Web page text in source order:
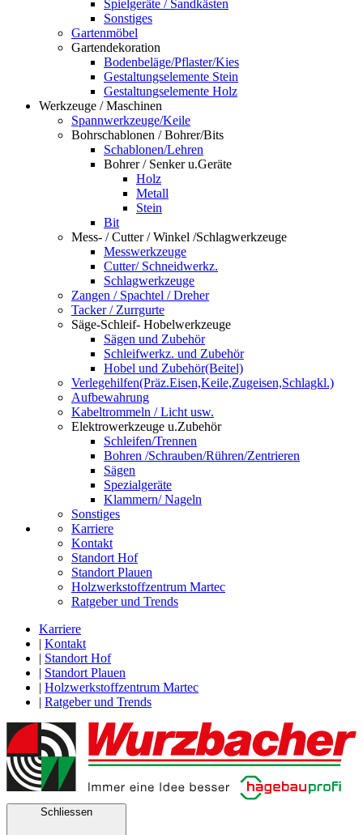
Spielgeräte / Sandkästen
Sonstiges
Gartenmöbel
Gartendekoration
Bodenbeläge/Pflaster/Kies
Gestaltungselemente Stein
Gestaltungselemente Holz
Werkzeuge / Maschinen
Spannwerkzeuge/Keile
Bohrschablonen / Bohrer/Bits
Schablonen/Lehren
Bohrer / Senker u.Geräte
Holz
Metall
Stein
Bit
Mess- / Cutter / Winkel /Schlagwerkzeuge
Messwerkzeuge
Cutter/ Schneidwerkz.
Schlagwerkzeuge
Zangen / Spachtel / Dreher
Tacker / Zurrgurte
Säge-Schleif- Hobelwerkzeuge
Sägen und Zubehör
Schleifwerkz. und Zubehör
Hobel und Zubehör(Beitel)
Verlegehilfen(Präz.Eisen,Keile,Zugeisen,Schlagkl.)
Aufbewahrung
Kabeltrommeln / Licht usw.
Elektrowerkzeuge u.Zubehör
Schleifen/Trennen
Bohren /Schrauben/Rühren/Zentrieren
Sägen
Spezialgeräte
Klammern/ Nageln
Sonstiges
Karriere
Kontakt
Standort Hof
Standort Plauen
Holzwerkstoffzentrum Martec
Ratgeber und Trends
Karriere
| Kontakt
| Standort Hof
| Standort Plauen
| Holzwerkstoffzentrum Martec
| Ratgeber und Trends
Schliessen